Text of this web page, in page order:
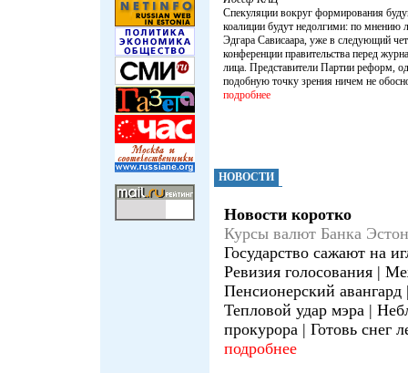
Спекуляции вокруг формирования
коалиции будут недолгими: по мнению
Эдгара Сависаара, уже в следующий
конференции правительства перед
лица. Представители Партии реформ,
подобную точку зрения ничем не
подробнее
НОВОСТИ
Новости коротко
Куpсы валют Банка
Государство сажают на
Ревизия голосования |
Пенсионерский авангард
Тепловой удар мэра |
прокурора | Готовь снег
подробнее